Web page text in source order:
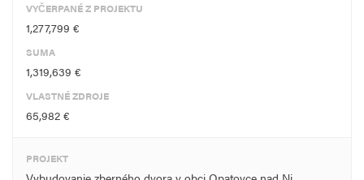
VYČERPANÉ Z PROJEKTU
1,277,799 €
SUMA
1,319,639 €
VLASTNÉ ZDROJE
65,982 €
PROJEKT